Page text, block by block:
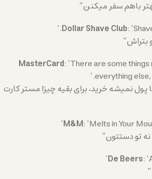
باهم سفر میکنن”
Dollar Shave Club:
بتراش”
MasterCard: ‘There are some
everything else,
نمیشه خرید، برای بقیه چیزا مستر کارت
M&M: ‘Melts in Your
تو دستتون”
De Beers: